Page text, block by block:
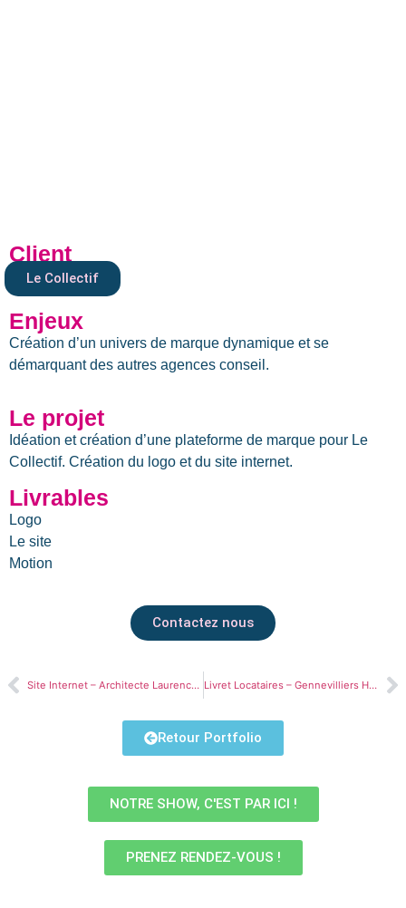
Client
Le Collectif
Enjeux
Création d’un univers de marque dynamique et se
démarquant des autres agences conseil.
Le projet
Idéation et création d’une plateforme de marque pour Le
Collectif. Création du logo et du site internet.
Livrables
Logo
Le site
Motion
Contactez nous
Site Internet – Architecte Laurence CORNOU Livret Locataires – Gennevilliers Habitat
Retour Portfolio
NOTRE SHOW, C'EST PAR ICI !
PRENEZ RENDEZ-VOUS !